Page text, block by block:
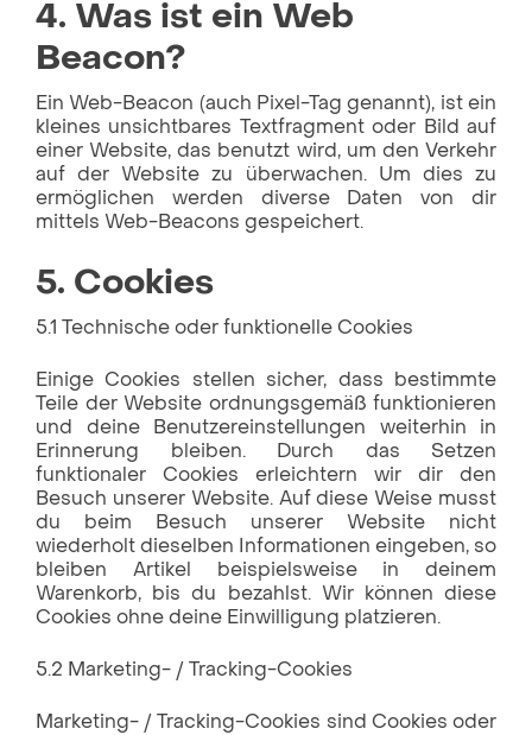
4. Was ist ein Web
Beacon?
Ein Web-Beacon (auch Pixel-Tag genannt), ist ein
kleines unsichtbares Textfragment oder Bild auf
einer Website, das benutzt wird, um den Verkehr
auf der Website zu überwachen. Um dies zu
ermöglichen werden diverse Daten von dir
mittels Web-Beacons gespeichert.
5. Cookies
5.1 Technische oder funktionelle Cookies
Einige Cookies stellen sicher, dass bestimmte
Teile der Website ordnungsgemäß funktionieren
und deine Benutzereinstellungen weiterhin in
Erinnerung bleiben. Durch das Setzen
funktionaler Cookies erleichtern wir dir den
Besuch unserer Website. Auf diese Weise musst
du beim Besuch unserer Website nicht
wiederholt dieselben Informationen eingeben, so
bleiben Artikel beispielsweise in deinem
Warenkorb, bis du bezahlst. Wir können diese
Cookies ohne deine Einwilligung platzieren.
5.2 Marketing- / Tracking-Cookies
Marketing- / Tracking-Cookies sind Cookies oder